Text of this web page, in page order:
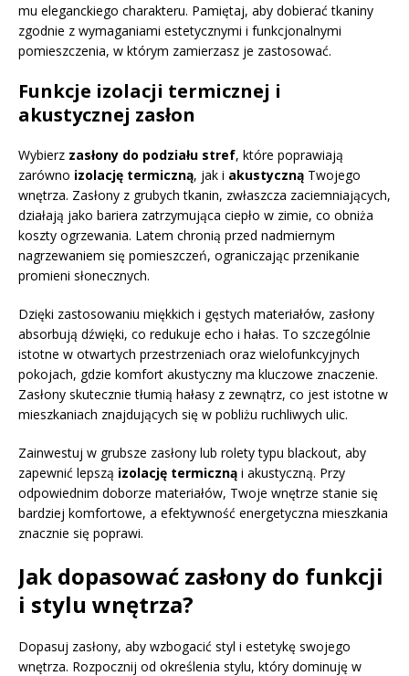
mu eleganckiego charakteru. Pamiętaj, aby dobierać tkaniny
zgodnie z wymaganiami estetycznymi i funkcjonalnymi
pomieszczenia, w którym zamierzasz je zastosować.
Funkcje izolacji termicznej i
akustycznej zasłon
Wybierz zasłony do podziału stref, które poprawiają
zarówno izolację termiczną, jak i akustyczną Twojego
wnętrza. Zasłony z grubych tkanin, zwłaszcza zaciemniających,
działają jako bariera zatrzymująca ciepło w zimie, co obniża
koszty ogrzewania. Latem chronią przed nadmiernym
nagrzewaniem się pomieszczeń, ograniczając przenikanie
promieni słonecznych.
Dzięki zastosowaniu miękkich i gęstych materiałów, zasłony
absorbują dźwięki, co redukuje echo i hałas. To szczególnie
istotne w otwartych przestrzeniach oraz wielofunkcyjnych
pokojach, gdzie komfort akustyczny ma kluczowe znaczenie.
Zasłony skutecznie tłumią hałasy z zewnątrz, co jest istotne w
mieszkaniach znajdujących się w pobliżu ruchliwych ulic.
Zainwestuj w grubsze zasłony lub rolety typu blackout, aby
zapewnić lepszą izolację termiczną i akustyczną. Przy
odpowiednim doborze materiałów, Twoje wnętrze stanie się
bardziej komfortowe, a efektywność energetyczna mieszkania
znacznie się poprawi.
Jak dopasować zasłony do funkcji
i stylu wnętrza?
Dopasuj zasłony, aby wzbogacić styl i estetykę swojego
wnętrza. Rozpocznij od określenia stylu, który dominuję w